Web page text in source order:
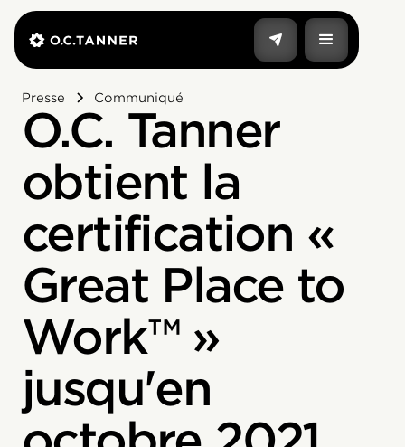
Presse Communiqué
O.C. Tanner
obtient la
certification «
Great Place to
Work™ »
jusqu'en